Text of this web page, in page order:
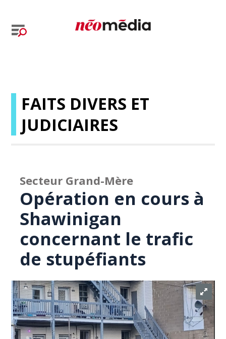
FAITS DIVERS ET
JUDICIAIRES
Secteur Grand-Mère
Opération en cours à
Shawinigan
concernant le trafic
de stupéfiants